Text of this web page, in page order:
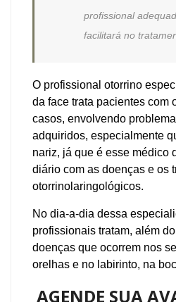
profissional
facilitará no
O profissional otorrino
da face trata pacientes com
casos, envolvendo
adquiridos, especialmente
nariz, já que é esse médico
diário com as doenças e os
otorrinolaringológicos.
No dia-a-dia dessa
profissionais tratam, além
doenças que ocorrem nos
orelhas e no labirinto, na
AGENDE SUA